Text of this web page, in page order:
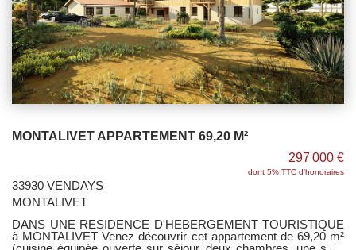
MONTALIVET APPARTEMENT 69,20 M²
297 000 €
dont 5% TTC d'honoraires
33930 VENDAYS
MONTALIVET
DANS UNE RESIDENCE D'HEBERGEMENT TOURISTIQUE
à MONTALIVET Venez découvrir cet appartement de 69,20 m²